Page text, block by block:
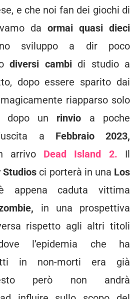
e che noi fan dei giochi di
da ormai quasi dieci
sviluppo a dir poco
diversi cambi di studio a
dopo essere sparito dai
riapparso solo
dopo un rinvio a poche
a Febbraio 2023,
arrivo Dead Island 2.
Il
Studios ci porterà in una Los
appena caduta vittima
in una prospettiva
rispetto agli altri titoli
l’epidemia che ha
in non-morti era già
però non andrà